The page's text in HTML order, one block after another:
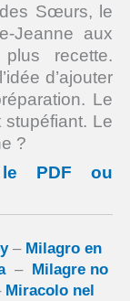
Sœurs, le
Jeanne aux
recette.
d’ajouter
Le
Le
?
le PDF ou
– Milagro en
– Milagre no
Miracolo nel